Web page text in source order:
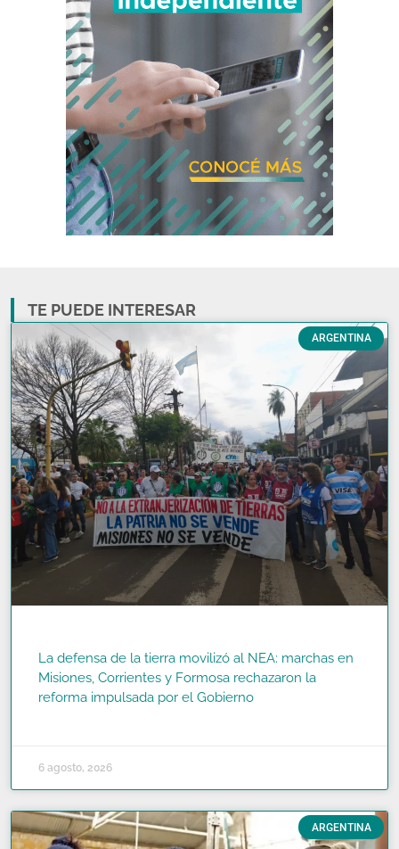
TE PUEDE INTERESAR
ARGENTINA
La defensa de la tierra movilizó al NEA: marchas en
Misiones, Corrientes y Formosa rechazaron la
reforma impulsada por el Gobierno
6 agosto, 2026
ARGENTINA